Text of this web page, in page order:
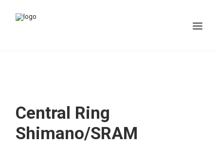
Central Ring
Shimano/SRAM